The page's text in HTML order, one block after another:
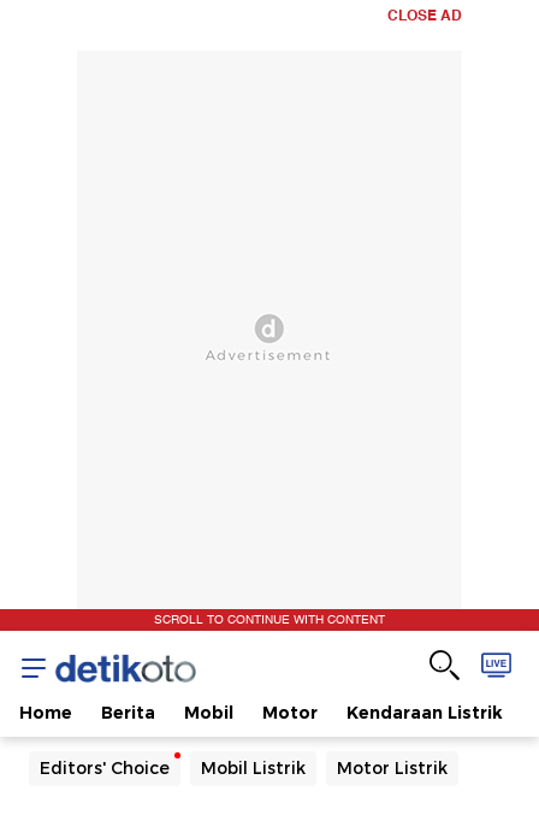
CLOSE AD
SCROLL TO CONTINUE WITH CONTENT
Home Berita Mobil Motor Kendaraan Listrik
Editors' Choice Mobil Listrik Motor Listrik